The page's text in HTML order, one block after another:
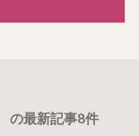
の最新記事8件